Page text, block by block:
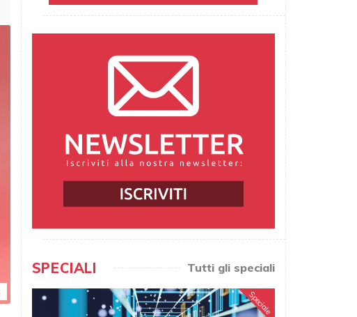
SPECIALI Tutti gli speciali
Speciale